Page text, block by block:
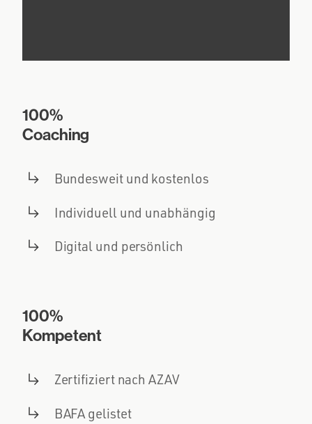
100%
Coaching
Bundesweit und kostenlos
Individuell und unabhängig
Digital und persönlich
100%
Kompetent
Zertifiziert nach AZAV
BAFA gelistet